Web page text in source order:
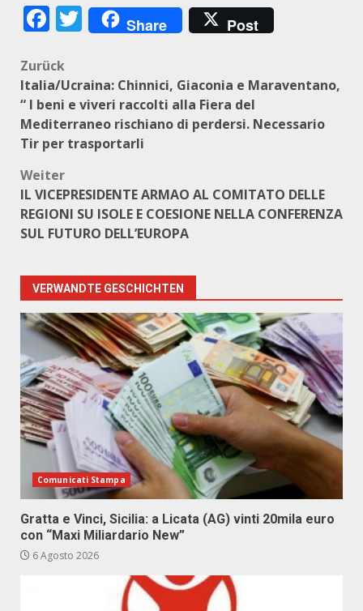
Facebook
Twitter
Share Post
Beitragsnavigation
Zurück
Italia/Ucraina: Chinnici, Giaconia e Maraventano,
“ I beni e viveri raccolti alla Fiera del
Mediterraneo rischiano di perdersi. Necessario
Tir per trasportarli
Weiter
IL VICEPRESIDENTE ARMAO AL COMITATO DELLE
REGIONI SU ISOLE E COESIONE NELLA CONFERENZA
SUL FUTURO DELL’EUROPA
VERWANDTE GESCHICHTEN
Comunicati Stampa
Gratta e Vinci, Sicilia: a Licata (AG) vinti 20mila euro
con “Maxi Miliardario New”
6 Agosto 2026